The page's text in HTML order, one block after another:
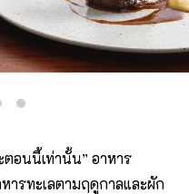
อนนี้เท่านั้น” อาหาร
ารทะเลตามฤดูกาลและผัก